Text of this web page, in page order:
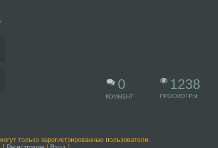
0
КОММЕНТ
1238
ПРОСМОТРЫ
только зарегистрированные пользователи.